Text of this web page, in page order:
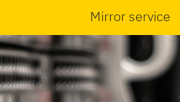
Mirror service